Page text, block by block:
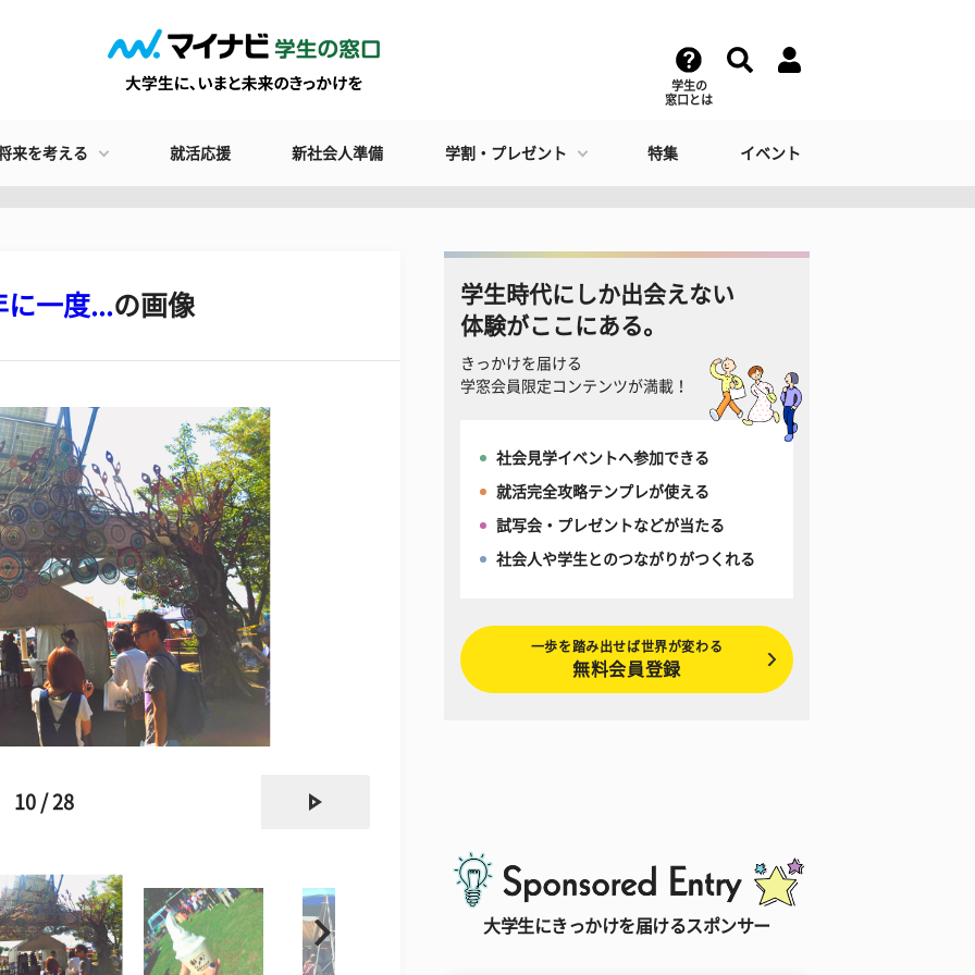
学生の
窓口とは
来を考える 就活応援 新社会人準備 学割・プレゼント 特集 イベント
に一度...の画像
10 / 28
学生時代にしか出会えない
体験がここにある。
きっかけを届ける
学窓会員限定コンテンツが満載！
社会見学イベントへ参加できる
就活完全攻略テンプレが使える
試写会・プレゼントなどが当たる
社会人や学生とのつながりがつくれる
一歩を踏み出せば世界が変わる
無料会員登録
大学生にきっかけを届けるスポンサー